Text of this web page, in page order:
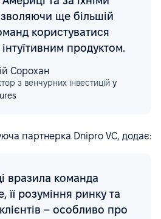
ще більшій
користуватися
продуктом.
Сорохан
з венчурних інвестицій у
партнерка Dnipro VC, додає:
вразила команда
її розуміння ринку та
клієнтів – особливо про